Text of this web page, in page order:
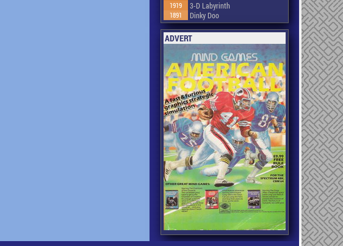
1919 3-D Labyrinth
1891 Dinky Doo
ADVERT